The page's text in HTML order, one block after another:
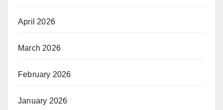
April 2026
March 2026
February 2026
January 2026